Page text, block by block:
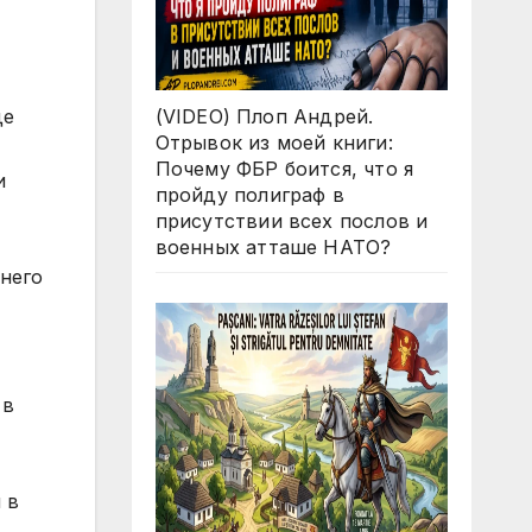
(VIDEO) Плоп Андрей.
Отрывок из моей книги:
Почему ФБР боится, что я
пройду полиграф в
присутствии всех послов и
военных атташе НАТО?